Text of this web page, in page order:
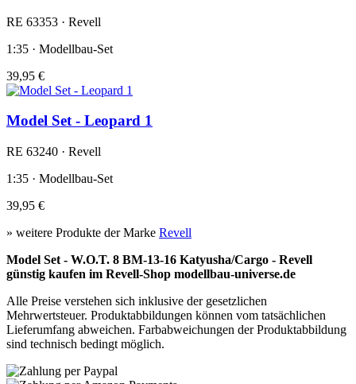
RE 63353 · Revell
1:35 · Modellbau-Set
39,95 €
Model Set - Leopard 1
RE 63240 · Revell
1:35 · Modellbau-Set
39,95 €
» weitere Produkte der Marke Revell
Model Set - W.O.T. 8 BM-13-16 Katyusha/Cargo - Revell
günstig kaufen im Revell-Shop modellbau-universe.de
Alle Preise verstehen sich inklusive der gesetzlichen
Mehrwertsteuer. Produktabbildungen können vom tatsächlichen
Lieferumfang abweichen. Farbabweichungen der Produktabbildung
sind technisch bedingt möglich.